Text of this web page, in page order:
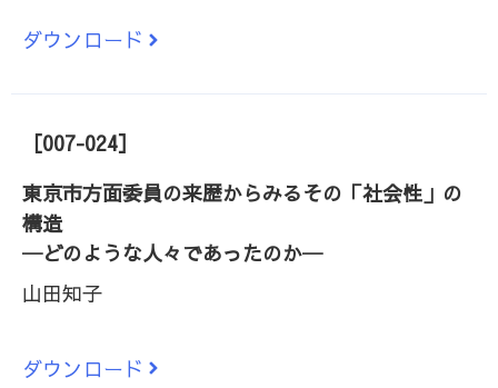
ダウンロード
［007-024］
東京市方面委員の来歴からみるその「社会性」の
構造
─どのような人々であったのか─
山田知子
ダウンロード